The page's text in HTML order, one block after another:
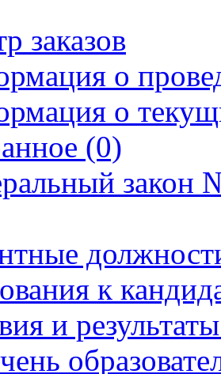
заказов
о
о
(0)
закон
к
и